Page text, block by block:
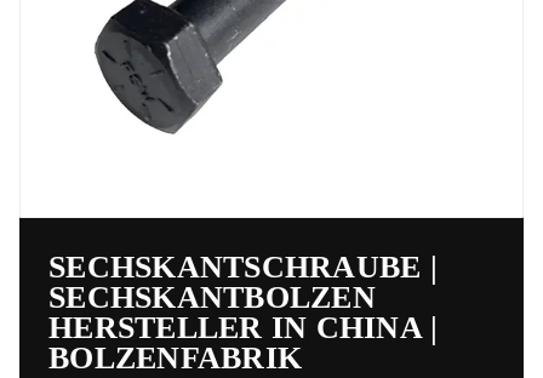
SECHSKANTSCHRAUBE |
SECHSKANTBOLZEN
HERSTELLER IN CHINA |
BOLZENFABRIK